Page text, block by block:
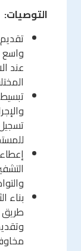
التوصيات:
واسع
عند
بناء